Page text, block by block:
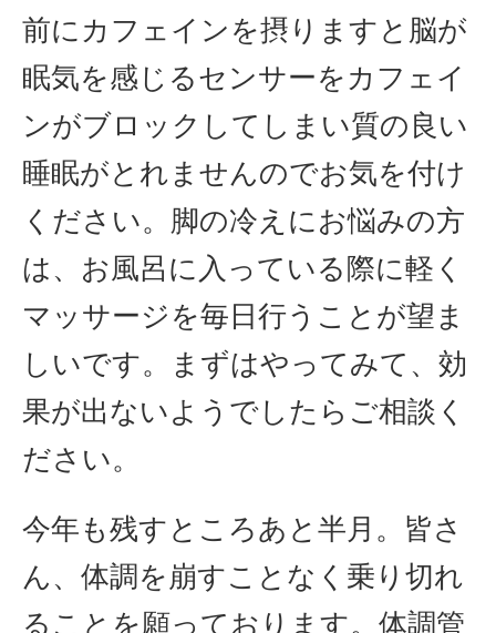
前にカフェインを摂りますと脳が
眠気を感じるセンサーをカフェイ
ンがブロックしてしまい質の良い
睡眠がとれませんのでお気を付け
ください。脚の冷えにお悩みの方
は、お風呂に入っている際に軽く
マッサージを毎日行うことが望ま
しいです。まずはやってみて、効
果が出ないようでしたらご相談く
ださい。
今年も残すところあと半月。皆さ
ん、体調を崩すことなく乗り切れ
ることを願っております。体調管